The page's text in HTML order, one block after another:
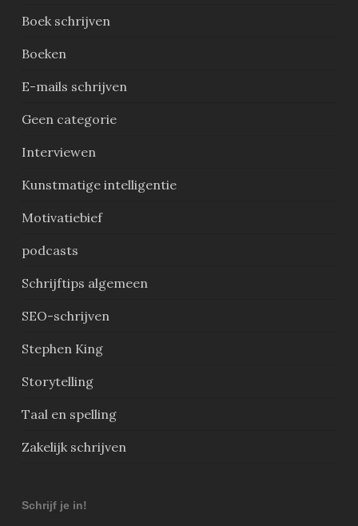
Boek schrijven
Boeken
E-mails schrijven
Geen categorie
Interviewen
Kunstmatige intelligentie
Motivatiebief
podcasts
Schrijftips algemeen
SEO-schrijven
Stephen King
Storytelling
Taal en spelling
Zakelijk schrijven
Schrijf je in!